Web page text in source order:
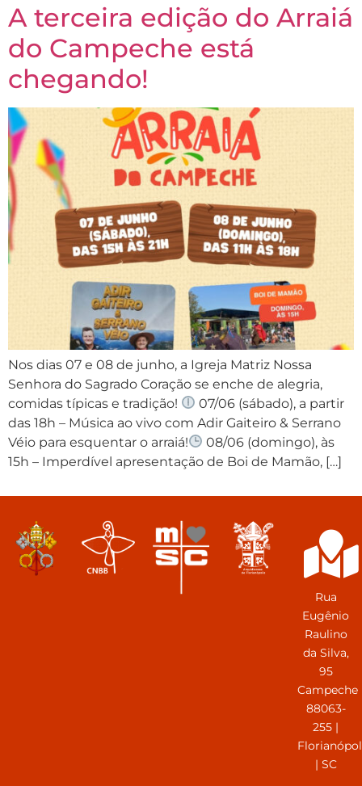
A terceira edição do Arraiá
do Campeche está
chegando!
Nos dias 07 e 08 de junho, a Igreja Matriz Nossa
Senhora do Sagrado Coração se enche de alegria,
comidas típicas e tradição!
07/06 (sábado), a partir
das 18h – Música ao vivo com Adir Gaiteiro & Serrano
Véio para esquentar o arraiá!
08/06 (domingo), às
15h – Imperdível apresentação de Boi de Mamão, […]
Rua
Eugênio
Raulino
da Silva,
95
Campeche
88063-
255 |
| SC